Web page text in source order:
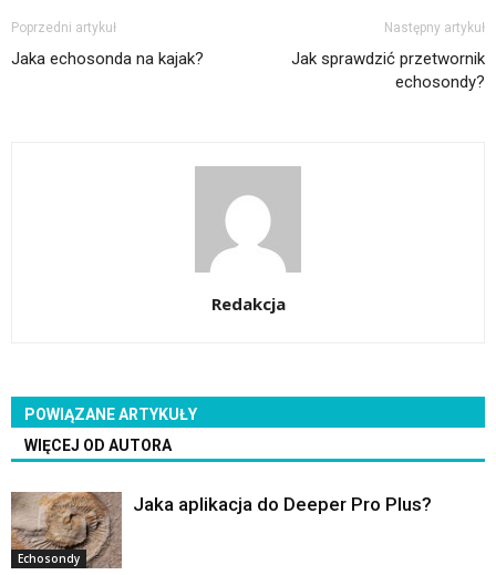
Poprzedni artykuł
Jaka echosonda na kajak?
Następny artykuł
Jak sprawdzić przetwornik
echosondy?
Redakcja
POWIĄZANE ARTYKUŁY
WIĘCEJ OD AUTORA
Echosondy
Jaka aplikacja do Deeper Pro Plus?